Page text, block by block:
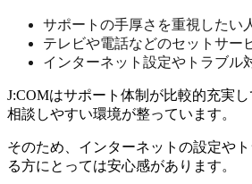
サポートの手厚さを重視したい
テレビや電話などのセットサー
インターネット設定やトラブル
J:COMはサポート体制が比較的充実
相談しやすい環境が整っています。
そのため、インターネットの設定や
る方にとっては安心感があります。